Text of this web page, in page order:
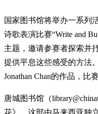
国家图书馆将举办一系列
诗歌表演比赛“Write and
主题，邀请参赛者探索并
提供平息这些感受的方法
Jonathan Chan的作品，比
唐城图书馆（